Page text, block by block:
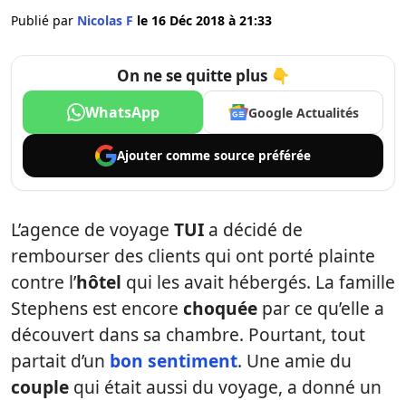
Publié par Nicolas F le 16 Déc 2018 à 21:33
On ne se quitte plus 👇
WhatsApp Google Actualités
Ajouter comme source préférée
L’agence de voyage TUI a décidé de
rembourser des clients qui ont porté plainte
contre l’hôtel qui les avait hébergés. La famille
Stephens est encore choquée par ce qu’elle a
découvert dans sa chambre. Pourtant, tout
partait d’un bon sentiment. Une amie du
couple qui était aussi du voyage, a donné un